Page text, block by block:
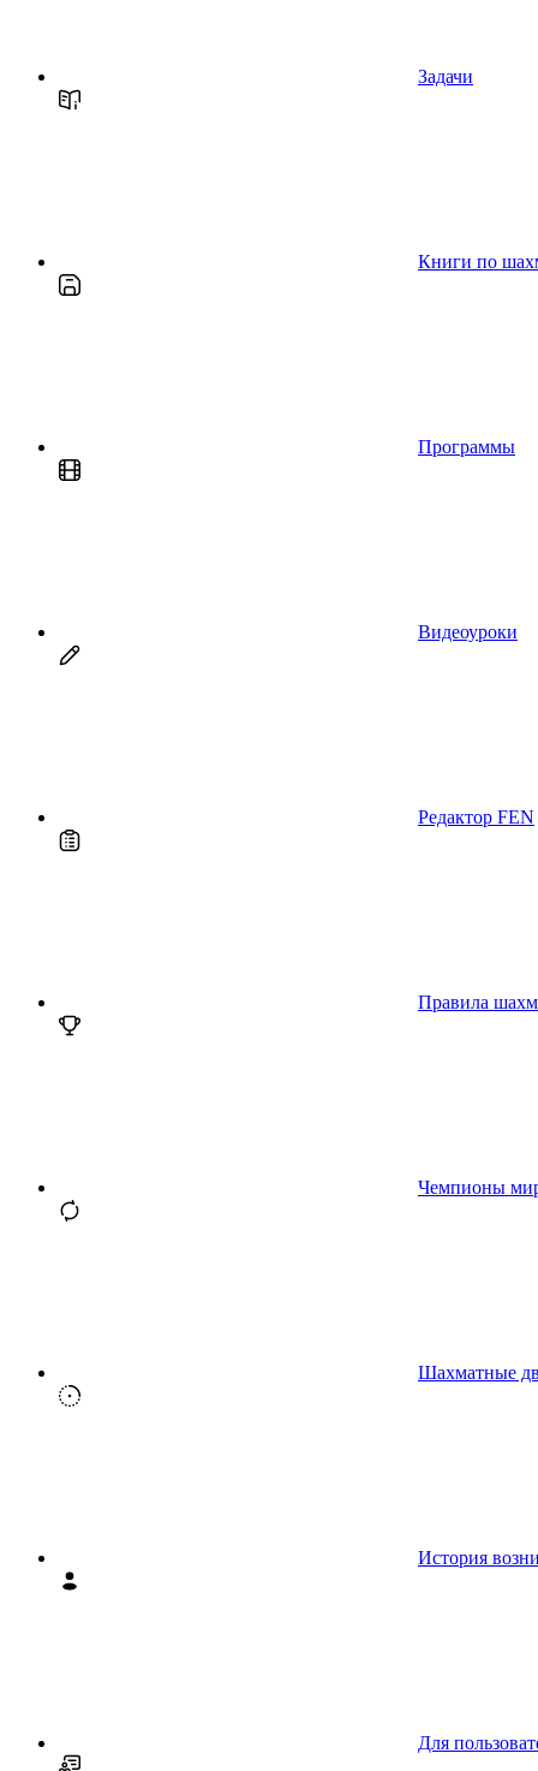
Задачи
Книги по
Программы
Видеоуроки
Редактор FEN
Правила
Чемпионы
Шахматные
История
Для